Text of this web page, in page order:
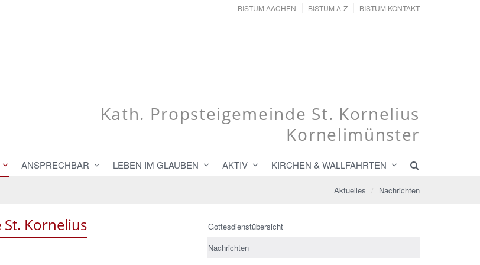
BISTUM AACHEN BISTUM A-Z BISTUM KONTAKT
Kath. Propsteigemeinde St. Kornelius
Kornelimünster
ANSPRECHBAR LEBEN IM GLAUBEN AKTIV KIRCHEN & WALLFAHRTEN
Aktuelles Nachrichten
Kornelius
Gottesdienstübersicht
Nachrichten